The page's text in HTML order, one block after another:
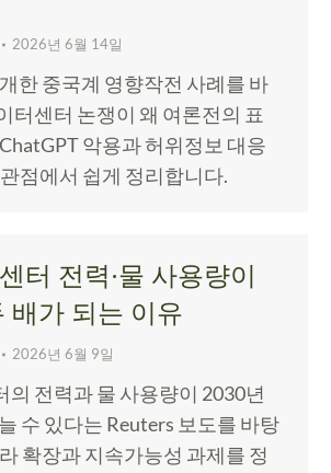
2026년 6월 14일
한 중국계 영향작전 사례를 바
터센터 논쟁이 왜 여론전의 표
악용과 허위정보 대응
점에서 쉽게 정리합니다.
터 전력·물 사용량이
배가 되는 이유
2026년 6월 9일
의 전력과 물 사용량이 2030년
수 있다는 Reuters 보도를 바탕
확장과 지속가능성 과제를 정